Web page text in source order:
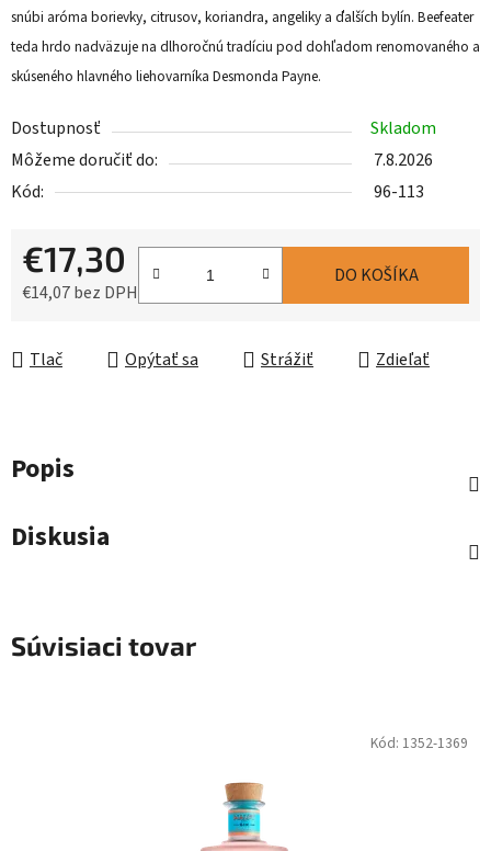
snúbi aróma borievky, citrusov, koriandra, angeliky a ďalších bylín. Beefeater
teda hrdo nadväzuje na dlhoročnú tradíciu pod dohľadom renomovaného a
skúseného hlavného liehovarníka Desmonda Payne.
Dostupnosť
Skladom
Môžeme doručiť do:
7.8.2026
Kód:
96-113
€17,30
€14,07 bez DPH
DO KOŠÍKA
Tlač Opýtať sa Strážiť Zdieľať
Popis
Diskusia
Súvisiaci tovar
Kód: 1352-1369